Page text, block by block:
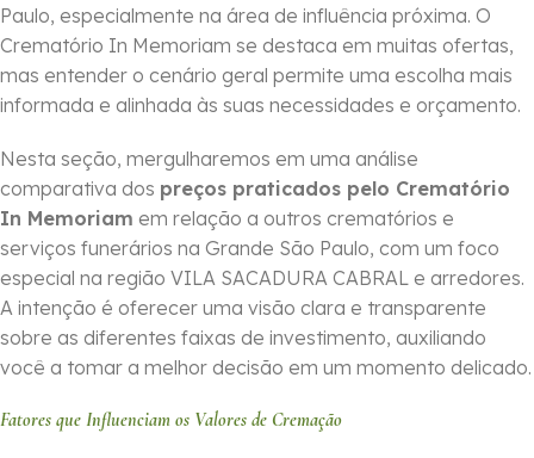
Paulo, especialmente na área de influência próxima. O
Crematório In Memoriam se destaca em muitas ofertas,
mas entender o cenário geral permite uma escolha mais
informada e alinhada às suas necessidades e orçamento.
Nesta seção, mergulharemos em uma análise
comparativa dos preços praticados pelo Crematório
In Memoriam em relação a outros crematórios e
serviços funerários na Grande São Paulo, com um foco
especial na região VILA SACADURA CABRAL e arredores.
A intenção é oferecer uma visão clara e transparente
sobre as diferentes faixas de investimento, auxiliando
você a tomar a melhor decisão em um momento delicado.
Fatores que Influenciam os Valores de Cremação